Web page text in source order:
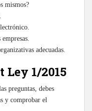
mismos?
adecuadas.
Ley 1/2015
preguntas, debes
y comprobar el